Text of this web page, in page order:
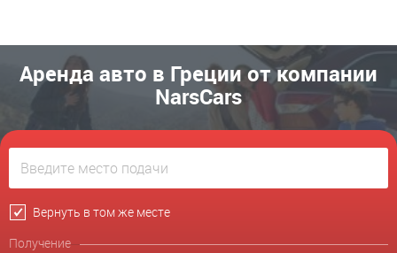
Аренда авто в Греции от компании
NarsCars
Вернуть в том же месте
Получение